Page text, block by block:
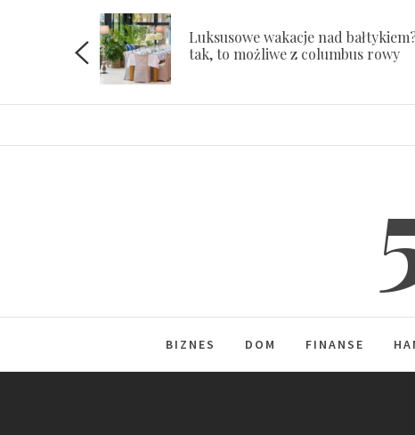
Luksusowe wakacje nad
tak, to możliwe z columbus rowy
BIZNES DOM FINANSE